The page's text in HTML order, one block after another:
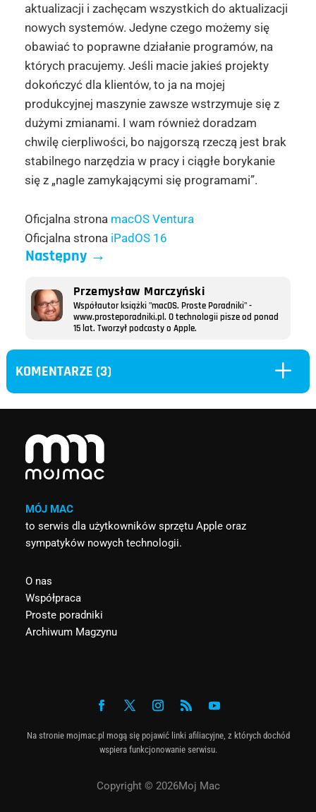
aktualizacji i zachęcam wszystkich do aktualizacji
nowych systemów. Jedyne czego możemy się
obawiać to poprawne działanie programów, na
których pracujemy. Jeśli macie jakieś projekty
dokończyć dla klientów, to ja na mojej
produkcyjnej maszynie zawsze wstrzymuje się z
dużymi zmianami. I wam również doradzam
chwilę cierpliwości, bo najgorszą rzeczą jest brak
stabilnego narzędzia w pracy i ciągłe borykanie
się z „nagle zamykającymi się programami”.
Oficjalna strona macOS Ventura
Oficjalna strona iPadOS 16
Następny→
Przemysław Marczyński
Współautor książki "macOS. Proste Poradniki" -
www.prosteporadniki.pl. O technologii pisze od ponad
15 lat. Tworzył podcasty o Apple.
KOMENTARZE (3) L
MÓJ MAC
to serwis dla użytkowników sprzętu Apple oraz
sympatyków nowych technologii.
O nas
Współpraca
Proste poradniki
Archiwum Magzynu
Na stronie mojmac.pl mogą się pojawić linki afiliacyjne, z których dochód
wspiera funkcjonowanie serwisu.
Copyright © 2026Moj Mac